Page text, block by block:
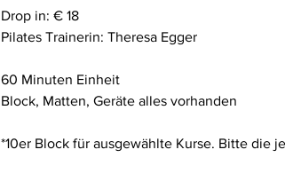
Drop in: € 18
Pilates Trainerin: Theresa Egger
60 Minuten Einheit
Block, Matten, Geräte alles vorhanden
*10er Block für ausgewählte Kurse. Bitte die